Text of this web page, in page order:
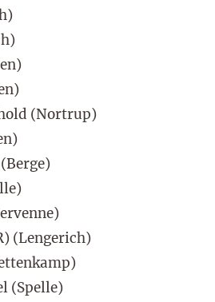
(Nortrup)
(Lengerich)
(Spelle)